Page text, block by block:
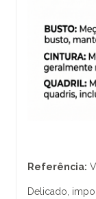
Referência:
Delicado,